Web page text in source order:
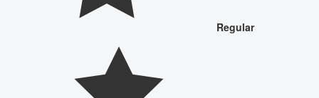
Regular